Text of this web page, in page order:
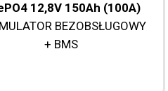
12,8V 150Ah (100A)
BEZOBSŁUGOWY
+ BMS